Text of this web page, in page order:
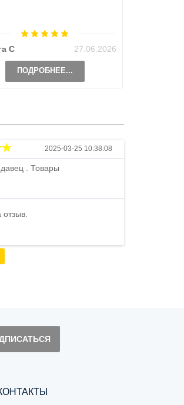
С 27.06.2026
ПОДРОБНЕЕ...
2025-03-25 10:38:08
. Товары